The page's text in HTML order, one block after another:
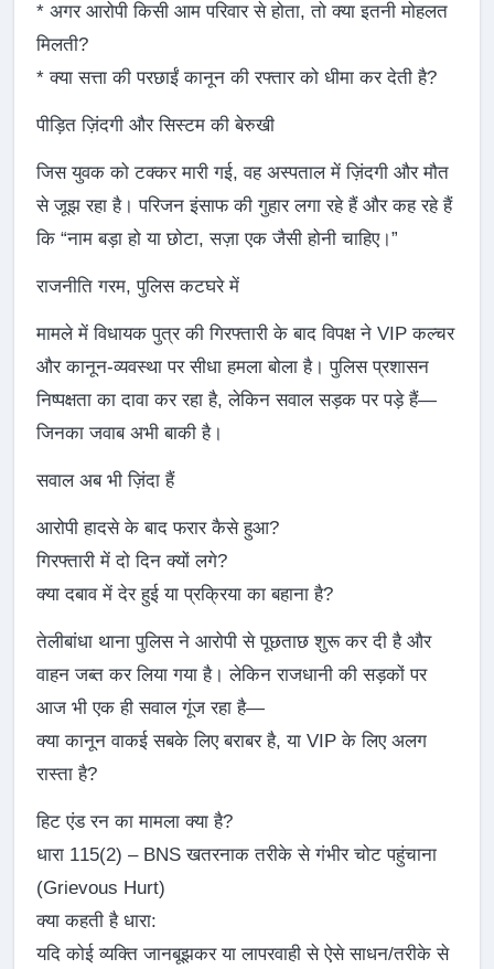
* अगर आरोपी किसी आम परिवार से होता, तो क्या इतनी मोहलत
मिलती?
* क्या सत्ता की परछाईं कानून की रफ्तार को धीमा कर देती है?
पीड़ित ज़िंदगी और सिस्टम की बेरुखी
जिस युवक को टक्कर मारी गई, वह अस्पताल में ज़िंदगी और मौत
से जूझ रहा है। परिजन इंसाफ की गुहार लगा रहे हैं और कह रहे हैं
कि “नाम बड़ा हो या छोटा, सज़ा एक जैसी होनी चाहिए।”
राजनीति गरम, पुलिस कटघरे में
मामले में विधायक पुत्र की गिरफ्तारी के बाद विपक्ष ने VIP कल्चर
और कानून-व्यवस्था पर सीधा हमला बोला है। पुलिस प्रशासन
निष्पक्षता का दावा कर रहा है, लेकिन सवाल सड़क पर पड़े हैं—
जिनका जवाब अभी बाकी है।
सवाल अब भी ज़िंदा हैं
आरोपी हादसे के बाद फरार कैसे हुआ?
गिरफ्तारी में दो दिन क्यों लगे?
क्या दबाव में देर हुई या प्रक्रिया का बहाना है?
तेलीबांधा थाना पुलिस ने आरोपी से पूछताछ शुरू कर दी है और
वाहन जब्त कर लिया गया है। लेकिन राजधानी की सड़कों पर
आज भी एक ही सवाल गूंज रहा है—
क्या कानून वाकई सबके लिए बराबर है, या VIP के लिए अलग
रास्ता है?
हिट एंड रन का मामला क्या है?
धारा 115(2) – BNS खतरनाक तरीके से गंभीर चोट पहुंचाना
(Grievous Hurt)
क्या कहती है धारा:
यदि कोई व्यक्ति जानबूझकर या लापरवाही से ऐसे साधन/तरीके से